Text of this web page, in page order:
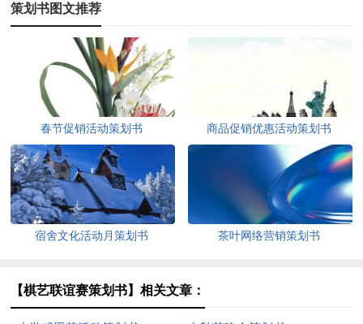
策划书图文推荐
春节促销活动策划书 商品促销优惠活动策划书
宿舍文化活动月策划书 茶叶网络营销策划书
【棋艺联谊赛策划书】相关文章：